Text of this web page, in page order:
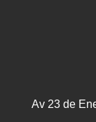
Av 23 de